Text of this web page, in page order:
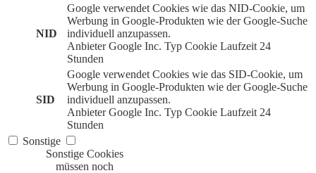
NID
Google verwendet Cookies wie das NID-Cookie, um
Werbung in Google-Produkten wie der Google-Suche
individuell anzupassen.
Anbieter Google Inc. Typ Cookie Laufzeit 24
Stunden
SID
Google verwendet Cookies wie das SID-Cookie, um
Werbung in Google-Produkten wie der Google-Suche
individuell anzupassen.
Anbieter Google Inc. Typ Cookie Laufzeit 24
Stunden
Sonstige
Sonstige Cookies
müssen noch